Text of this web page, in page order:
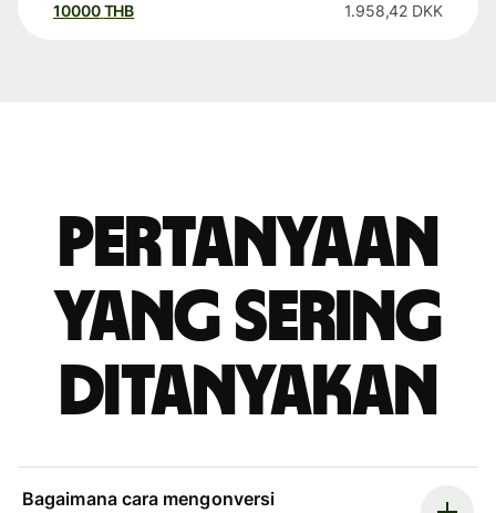
10000 THB 1.958,42 DKK
Pertanyaan
yang sering
ditanyakan
Bagaimana cara mengonversi